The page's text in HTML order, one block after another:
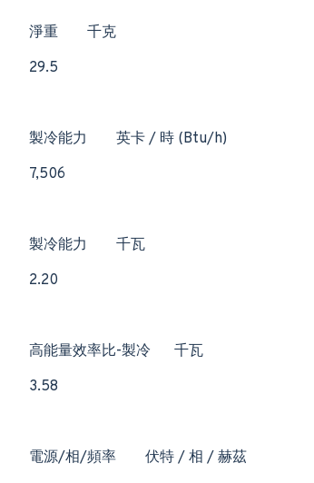
淨重
千克
29.5
製冷能力
英卡 / 時 (Btu/h)
7,506
製冷能力
千瓦
2.20
高能量效率比-製冷
千瓦
3.58
電源/相/頻率
伏特 / 相 / 赫茲